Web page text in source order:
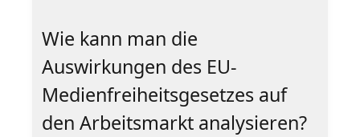
Wie kann man die
Auswirkungen des EU-
Medienfreiheitsgesetzes auf
den Arbeitsmarkt analysieren?